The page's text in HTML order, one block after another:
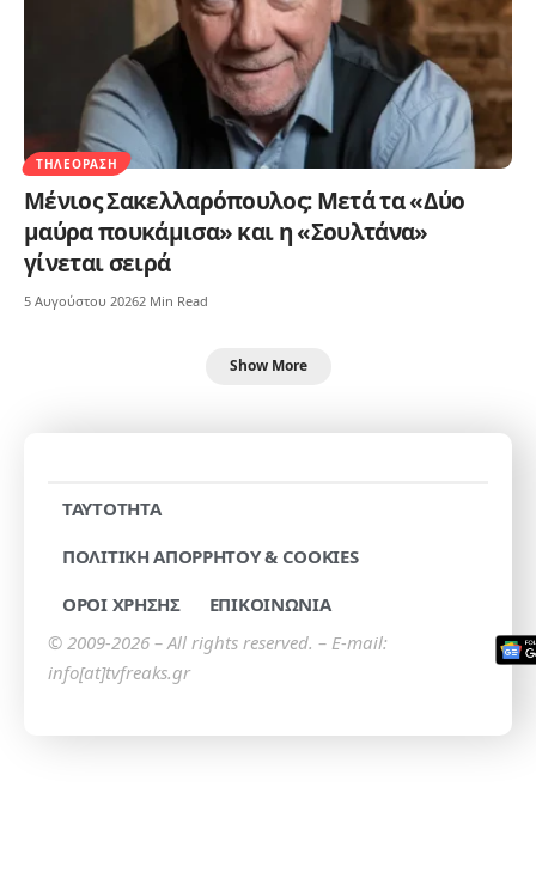
ΤΗΛΕΌΡΑΣΗ
Μένιος Σακελλαρόπουλος: Μετά τα «Δύο
μαύρα πουκάμισα» και η «Σουλτάνα»
γίνεται σειρά
5 Αυγούστου 20262 Min Read
Show More
TAYTOTHTA
ΠΟΛΙΤΙΚΗ ΑΠΟΡΡΗΤΟΥ & COOKIES
ΟΡΟΙ ΧΡΗΣΗΣ
ΕΠΙΚΟΙΝΩΝΙΑ
© 2009-2026 – All rights reserved. – E-mail:
info[at]tvfreaks.gr